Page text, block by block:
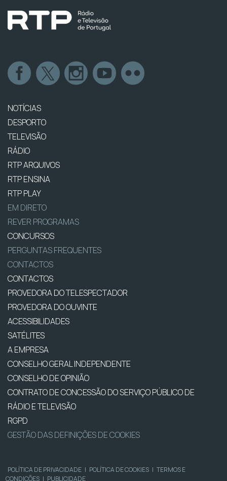
NOTÍCIAS
DESPORTO
TELEVISÃO
RÁDIO
RTP ARQUIVOS
RTP ENSINA
RTP PLAY
EM DIRETO
REVER PROGRAMAS
CONCURSOS
PERGUNTAS FREQUENTES
CONTACTOS
CONTACTOS
PROVEDORA DO TELESPECTADOR
PROVEDORA DO OUVINTE
ACESSIBILIDADES
SATÉLITES
A EMPRESA
CONSELHO GERAL INDEPENDENTE
CONSELHO DE OPINIÃO
CONTRATO DE CONCESSÃO DO SERVIÇO PÚBLICO DE
RÁDIO E TELEVISÃO
RGPD
GESTÃO DAS DEFINIÇÕES DE COOKIES
POLÍTICA DE PRIVACIDADE | POLÍTICA DE COOKIES | TERMOS E
CONDIÇÕES | PUBLICIDADE